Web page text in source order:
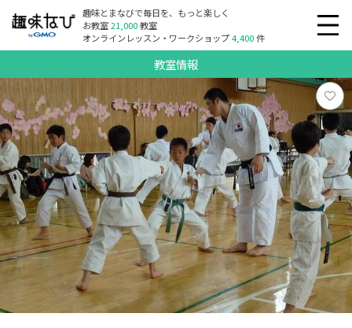
趣味とまなびで毎日を、もっと楽しく
お教室21,000教室
オンラインレッスン・ワークショップ4,400件
教室情報